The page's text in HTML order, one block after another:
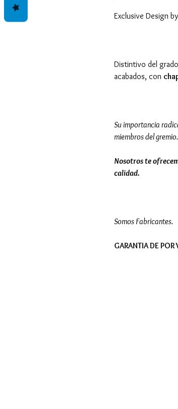
Exclusive Design by
Distintivo del
acabados, con
Su importancia
miembros del gremio.
Nosotros te
calidad.
Somos Fabricantes.
GARANTIA DE POR